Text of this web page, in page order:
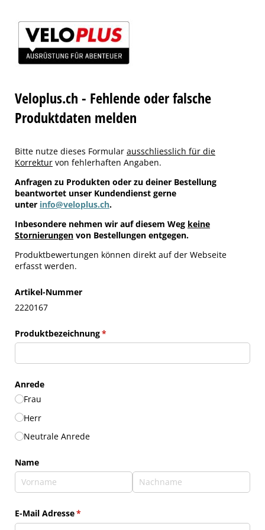
Veloplus.ch - Fehlende oder falsche
Produktdaten melden
Bitte nutze dieses Formular ausschliesslich für die
Korrektur von fehlerhaften Angaben.
Anfragen zu Produkten oder zu deiner Bestellung
beantwortet unser Kundendienst gerne
unter info@veloplus.ch.
Inbesondere nehmen wir auf diesem Weg keine
Stornierungen von Bestellungen entgegen.
Produktbewertungen können direkt auf der Webseite
erfasst werden.
Artikel-Nummer
2220167
Produktbezeichnung*
(erforderlich)
Anrede
Frau
Herr
Neutrale Anrede
Name
E-Mail Adresse*
(erforderlich)